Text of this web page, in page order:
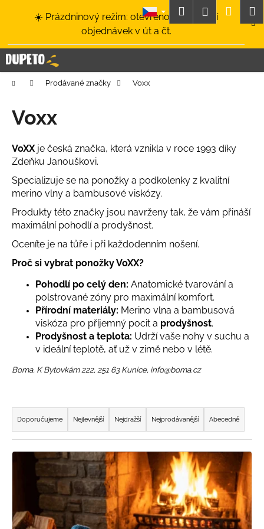
☀️ Prázdninový režim: otevřeno a odesílání
objednávek v út a čt.
HledatPřihlášení
Domů Prodávané značky Voxx
Voxx
VoXXje česká značka, která vznikla v roce 1993 díky
Zdeňku Janouškovi.
Specializuje se na ponožky a podkolenky z kvalitní
merino vlny a bambusové viskózy.
Produkty této značky jsou navrženy tak, že vám přináší
maximální pohodlí a prodyšnost.
Oceníte je na tůře i při každodenním nošení.
Proč si vybrat ponožky VoXX?
Pohodlí po celý den: Anatomické tvarování a
polstrované zóny pro maximální komfort.
Přírodní materiály: Merino vlna a bambusová
viskóza pro příjemný pocit a prodyšnost.
Prodyšnost a teplota: Udrží vaše nohy v suchu a
v ideální teplotě, ať už v zimě nebo v létě.
Boma, K Bytovkám 222, 251 63 Kunice, info@boma.cz
Ř
a
z
e
r
Doporučujeme Nejlevnější Nejdražší Nejprodávanější Abecedně
V
s
í
k C
o
o
t
ř
e
b
u
e
t
e
n
D
u